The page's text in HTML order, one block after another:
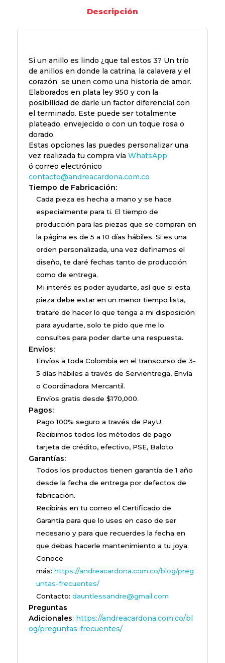
Descripción
Si un anillo es lindo ¿que tal estos 3? Un trío
de anillos en donde la catrina, la calavera y el
corazón se unen como una historia de amor.
Elaborados en plata ley 950 y con la
posibilidad de darle un factor diferencial con
el terminado. Este puede ser totalmente
plateado, envejecido o con un toque rosa o
dorado.
Estas opciones las puedes personalizar una
vez realizada tu compra vía WhatsApp
ó correo electrónico
contacto@andreacardona.com.co
Tiempo de Fabricación:
Cada pieza es hecha a mano y se hace
especialmente para ti. El tiempo de
producción para las piezas que se compran en
la página es de 5 a 10 días hábiles. Si es una
orden personalizada, una vez definamos el
diseño, te daré fechas tanto de producción
como de entrega.
Mi interés es poder ayudarte, así que si esta
pieza debe estar en un menor tiempo lista,
tratare de hacer lo que tenga a mi disposición
para ayudarte, solo te pido que me lo
consultes para poder darte una respuesta.
Envíos:
Envíos a toda Colombia en el transcurso de 3-
5 días hábiles a través de Servientrega, Envía
o Coordinadora Mercantil.
Envíos gratis desde $170,000.
Pagos:
Pago 100% seguro a través de PayU.
Recibimos todos los métodos de pago:
tarjeta de crédito, efectivo, PSE, Baloto
Garantías:
Todos los productos tienen garantía de 1 año
desde la fecha de entrega por defectos de
fabricación.
Recibirás en tu correo el Certificado de
Garantía para que lo uses en caso de ser
necesario y para que recuerdes la fecha en
que debas hacerle mantenimiento a tu joya.
Conoce
más: https://andreacardona.com.co/blog/preg
untas-frecuentes/
Contacto: dauntlessandre@gmail.com
Preguntas
Adicionales: https://andreacardona.com.co/bl
og/preguntas-frecuentes/